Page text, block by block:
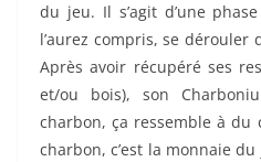
du jeu. Il s’agit d’une
l’aurez compris, se dérouler
Après avoir récupéré ses
et/ou bois), son
charbon, ça ressemble à du
charbon, c’est la monnaie